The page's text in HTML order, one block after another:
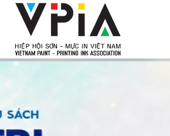
Skip
content